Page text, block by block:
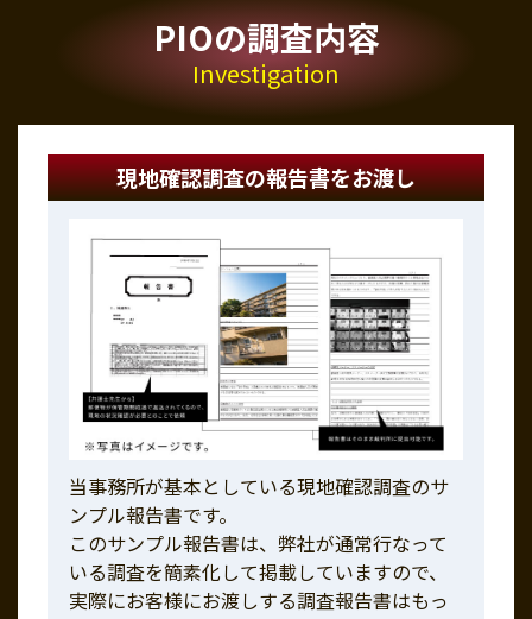
PIOの調査内容
Investigation
現地確認調査の報告書をお渡し
当事務所が基本としている現地確認調査のサ
ンプル報告書です。
このサンプル報告書は、弊社が通常行なって
いる調査を簡素化して掲載していますので、
実際にお客様にお渡しする調査報告書はもっ